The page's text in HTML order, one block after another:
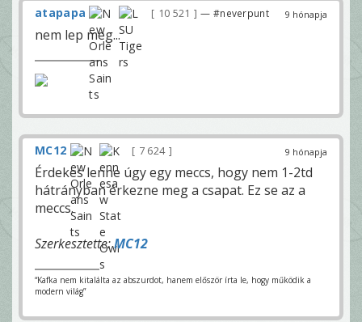
9 hónapja
atapapa 10 521 — #neverpunt
nem lep meg...
9 hónapja
MC12 7 624
Érdekes lenne úgy egy meccs, hogy nem 1-2td
hátrányban érkezne meg a csapat. Ez se az a
meccs.
Szerkesztette:MC12
“Kafka nem kitalálta az abszurdot, hanem először írta le, hogy működik a
modern világ”